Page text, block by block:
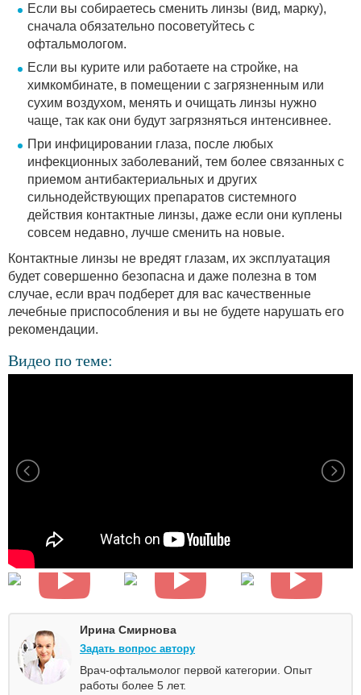
Если вы собираетесь сменить линзы (вид, марку),
сначала обязательно посоветуйтесь с
офтальмологом.
Если вы курите или работаете на стройке, на
химкомбинате, в помещении с загрязненным или
сухим воздухом, менять и очищать линзы нужно
чаще, так как они будут загрязняться интенсивнее.
При инфицировании глаза, после любых
инфекционных заболеваний, тем более связанных с
приемом антибактериальных и других
сильнодействующих препаратов системного
действия контактные линзы, даже если они куплены
совсем недавно, лучше сменить на новые.
Контактные линзы не вредят глазам, их эксплуатация
будет совершенно безопасна и даже полезна в том
случае, если врач подберет для вас качественные
лечебные приспособления и вы не будете нарушать его
рекомендации.
Видео по теме:
Ирина Смирнова
Задать вопрос автору
Врач-офтальмолог первой категории. Опыт
работы более 5 лет.